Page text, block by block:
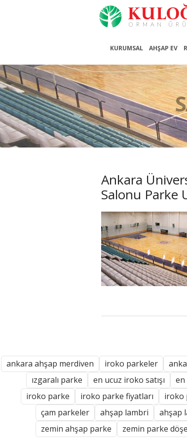
KURUMSAL AHŞAP EV
Ankara
Salonu Parke
ankara ahşap merdiven iroko parkeler
ızgaralı parke
en ucuz iroko satışı
iroko parke
iroko parke fiyatları iroko
çam parkeler
ahşap lambri ahşap
zemin ahşap parke
zemin parke